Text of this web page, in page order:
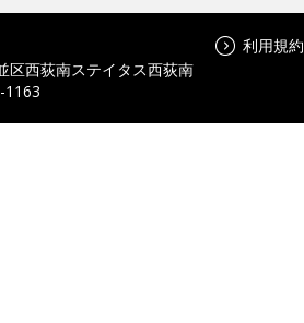
区西荻南ステイタス西荻南
1163
利用規約